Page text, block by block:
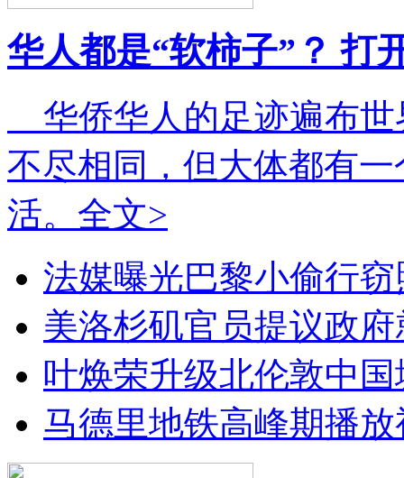
华人都是“软柿子”？ 打
华侨华人的足迹遍布世
不尽相同，但大体都有
活。 全文>
法媒曝光巴黎小偷行
美洛杉矶官员提议政
叶焕荣升级北伦敦中
马德里地铁高峰期播